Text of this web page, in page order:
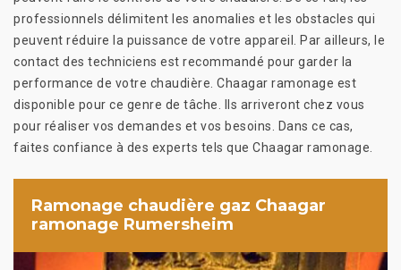
professionnels délimitent les anomalies et les obstacles qui
peuvent réduire la puissance de votre appareil. Par ailleurs, le
contact des techniciens est recommandé pour garder la
performance de votre chaudière. Chaagar ramonage est
disponible pour ce genre de tâche. Ils arriveront chez vous
pour réaliser vos demandes et vos besoins. Dans ce cas,
faites confiance à des experts tels que Chaagar ramonage.
Ramonage chaudière gaz Chaagar
ramonage Rumersheim